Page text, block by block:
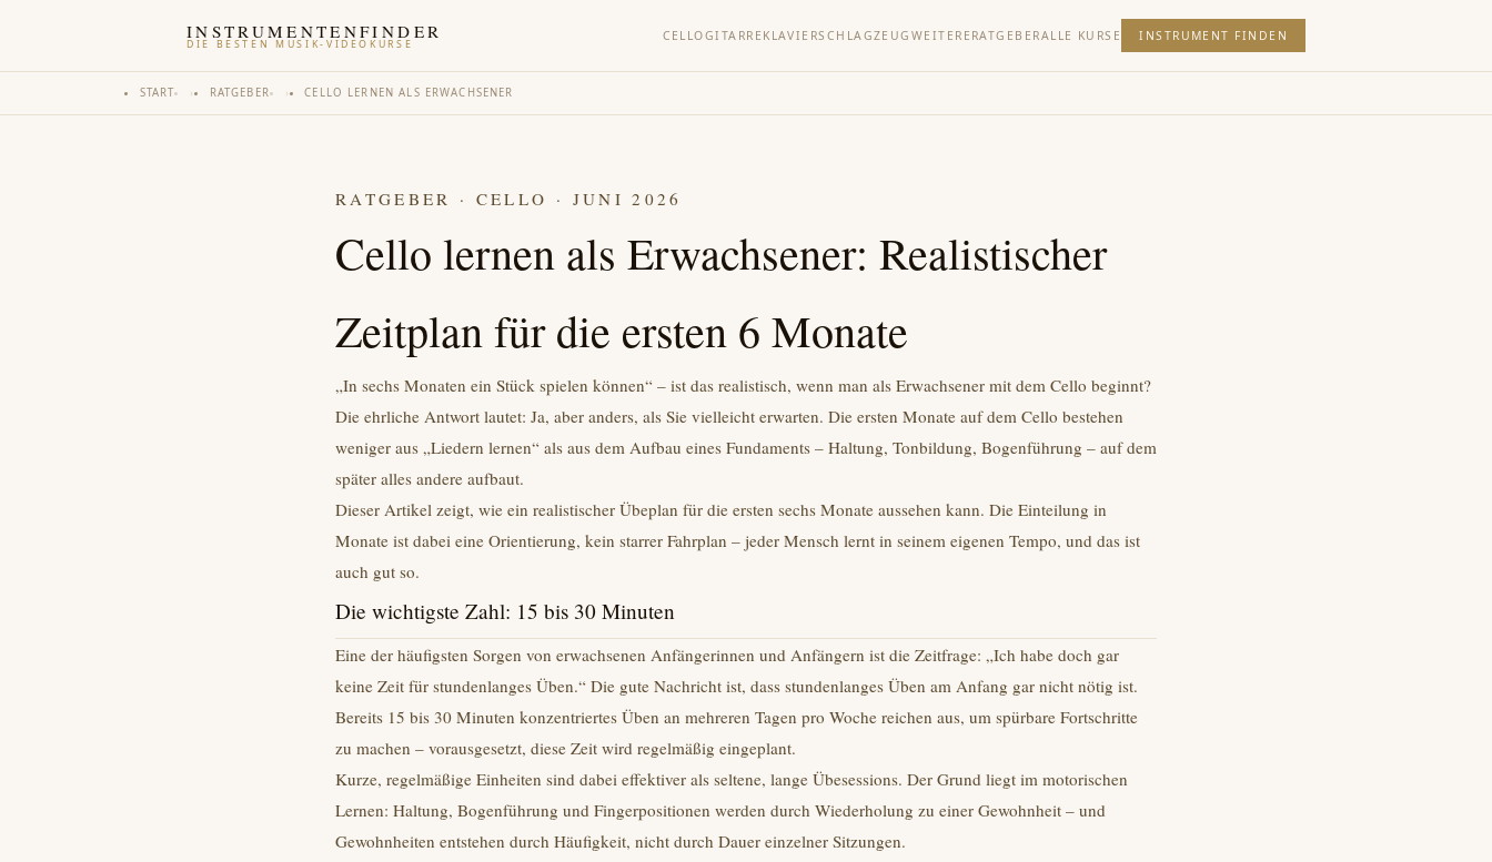
INSTRUMENTENFINDER
DIE BESTEN MUSIK-VIDEOKURSE
CELLOGITARRE KLAVIERSCHLAGZEUG WEITERE RATGEBERALLE KURSE INSTRUMENT FINDEN
START › RATGEBER › CELLO LERNEN ALS ERWACHSENER
RATGEBER · CELLO · JUNI 2026
Cello lernen als Erwachsener: Realistischer
Zeitplan für die ersten 6 Monate
„In sechs Monaten ein Stück spielen können“ – ist das realistisch, wenn man als Erwachsener mit dem Cello beginnt?
Die ehrliche Antwort lautet: Ja, aber anders, als Sie vielleicht erwarten. Die ersten Monate auf dem Cello bestehen
weniger aus „Liedern lernen“ als aus dem Aufbau eines Fundaments – Haltung, Tonbildung, Bogenführung – auf dem
später alles andere aufbaut.
Dieser Artikel zeigt, wie ein realistischer Übeplan für die ersten sechs Monate aussehen kann. Die Einteilung in
Monate ist dabei eine Orientierung, kein starrer Fahrplan – jeder Mensch lernt in seinem eigenen Tempo, und das ist
auch gut so.
Die wichtigste Zahl: 15 bis 30 Minuten
Eine der häufigsten Sorgen von erwachsenen Anfängerinnen und Anfängern ist die Zeitfrage: „Ich habe doch gar
keine Zeit für stundenlanges Üben.“ Die gute Nachricht ist, dass stundenlanges Üben am Anfang gar nicht nötig ist.
Bereits 15 bis 30 Minuten konzentriertes Üben an mehreren Tagen pro Woche reichen aus, um spürbare Fortschritte
zu machen – vorausgesetzt, diese Zeit wird regelmäßig eingeplant.
Kurze, regelmäßige Einheiten sind dabei effektiver als seltene, lange Übesessions. Der Grund liegt im motorischen
Lernen: Haltung, Bogenführung und Fingerpositionen werden durch Wiederholung zu einer Gewohnheit – und
Gewohnheiten entstehen durch Häufigkeit, nicht durch Dauer einzelner Sitzungen.